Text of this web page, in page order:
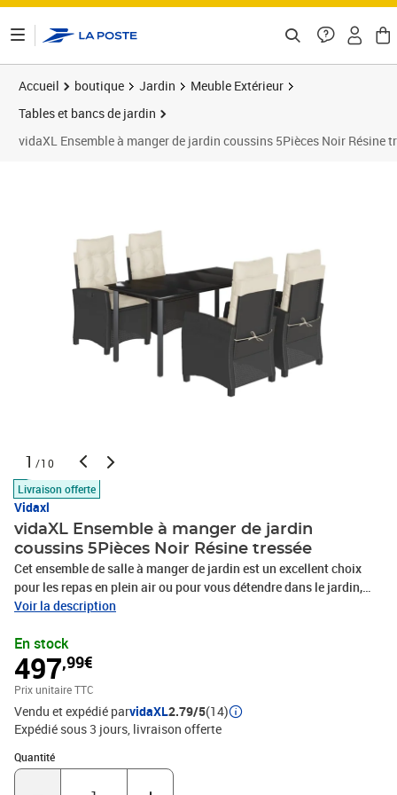
Accueil boutique Jardin
Meuble Extérieur
Tables et bancs de jardin
vidaXL Ensemble à manger de jardin coussins 5Pièces Noir Résine
1 /10
Livraison offerte
Vidaxl
vidaXL Ensemble à manger de jardin
coussins 5Pièces Noir Résine tressée
Cet ensemble de salle à manger de jardin est un excellent choix
pour les repas en plein air ou pour vous détendre dans le jardin,
l'arrière-cour ou le patio. Matériau durable : la résine tressée,
synthétique solide et nécessitant peu d'entretien qui ressemble au
rotin naturel. Il est léger, facile à nettoyer et couramment utilisé
pour les meubles d'extérieur en raison de sa durabilité et de ses
propriétés de résistance aux intempéries. Dossier réglable : ce
siège de jardin est doté d'une poignée. Vous pouvez régler le
dossier dans n'importe quelle position en tirant sur la poignée et le
remettre rapidement dans sa position initiale.Dessus en verre : le
dessus de la table d'extérieur est fabriqué en verre trempé solide et
Voir la description
En stock
497,99€
Prix unitaire TTC
Vendu et expédié parvidaXL2.79/5(14)
Expédié sous 3 jours livraison offerte
Quantité
Quantité : 1